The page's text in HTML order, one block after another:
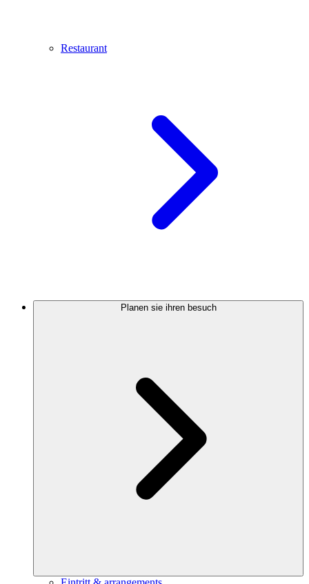
Restaurant
Planen sie ihren besuch